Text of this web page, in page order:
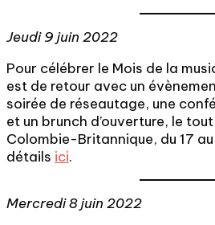
Jeudi 9 juin 2022
Pour célébrer le Mois de la
est de retour avec un
soirée de réseautage, une
et un brunch d’ouverture, le
Colombie-Britannique, du 17 au
détails ici.
Mercredi 8 juin 2022